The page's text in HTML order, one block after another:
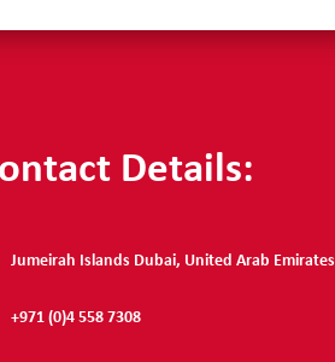
Details:
Jumeirah Islands Dubai, United Arab Emirates
+971 (0)4 558 7308